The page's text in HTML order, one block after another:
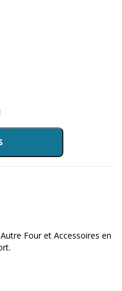
Autre Four et Accessoires en